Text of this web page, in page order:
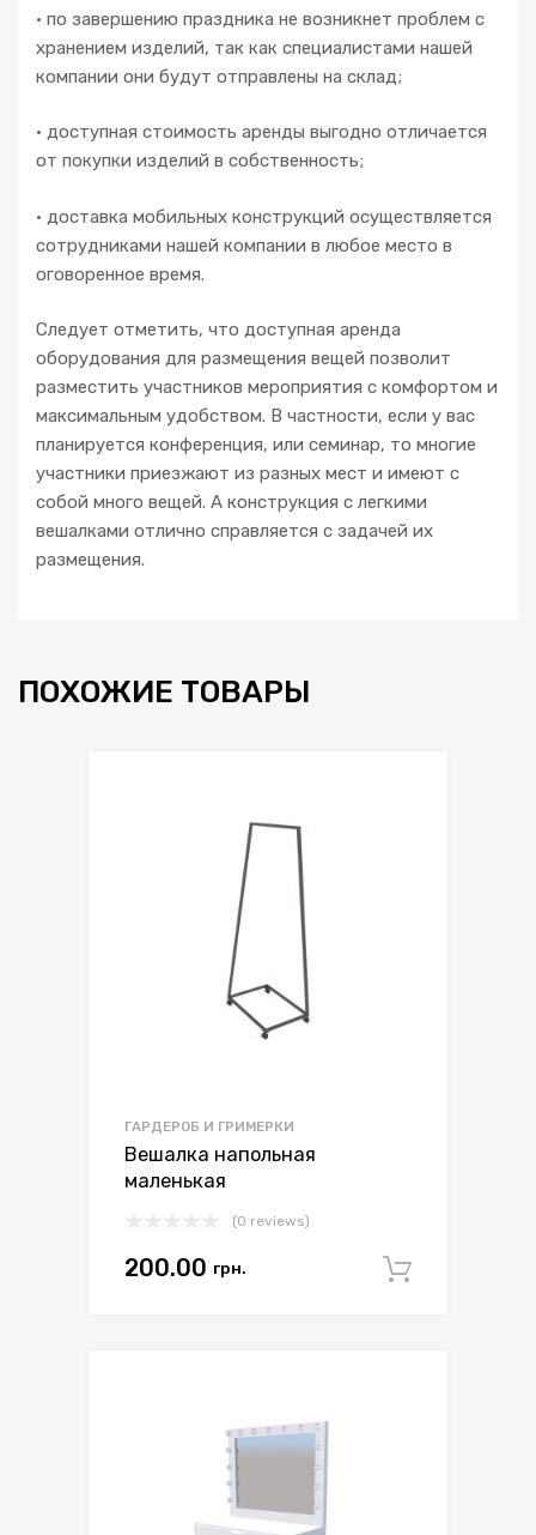
• по завершению праздника не возникнет проблем с
хранением изделий, так как специалистами нашей
компании они будут отправлены на склад;
• доступная стоимость аренды выгодно отличается
от покупки изделий в собственность;
• доставка мобильных конструкций осуществляется
сотрудниками нашей компании в любое место в
оговоренное время.
Следует отметить, что доступная аренда
оборудования для размещения вещей позволит
разместить участников мероприятия с комфортом и
максимальным удобством. В частности, если у вас
планируется конференция, или семинар, то многие
участники приезжают из разных мест и имеют с
собой много вещей. А конструкция с легкими
вешалками отлично справляется с задачей их
размещения.
ПОХОЖИЕ ТОВАРЫ
ГАРДЕРОБ И ГРИМЕРКИ
Вешалка напольная
маленькая
(0 reviews)
200.00 грн.